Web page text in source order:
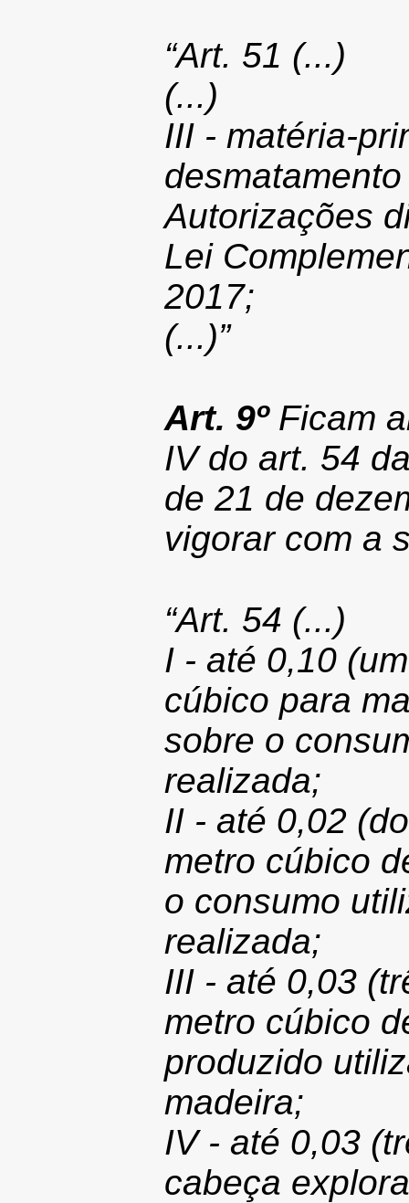
“Art. 51 (...)
(...)
III - matéria-
Autorizações
Lei
2017;
(...)”
Art. 9ºFicam
IV do art. 54
de 21 de
vigorar com a
“Art. 54 (...)
I - até 0,10
cúbico para
sobre o
realizada;
II - até 0,02
metro cúbico
o consumo
realizada;
III - até 0,03
metro cúbico
produzido
madeira;
IV - até 0,03
cabeça